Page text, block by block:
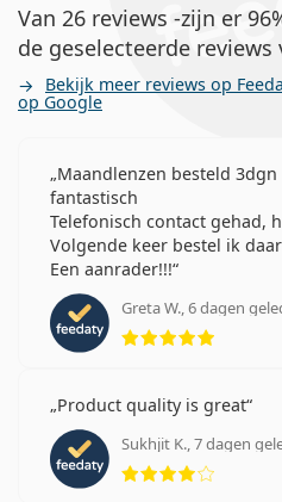
Van 26 reviews -zijn er
de geselecteerde reviews
Bekijk meer reviews op
op Google
Maandlenzen besteld
fantastisch
Telefonisch contact gehad,
Volgende keer bestel ik
Een aanrader!!!
Greta W., 6 dagen
Product quality is great
Sukhjit K., 7 dagen